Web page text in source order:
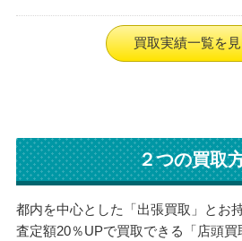
買取実績一覧を
２つの買取
都内を中心とした「出張買取」とお
査定額20％UPで買取できる「店頭買